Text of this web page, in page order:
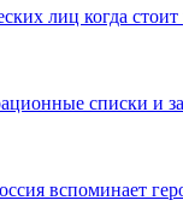
лиц когда
списки и
вспоминает